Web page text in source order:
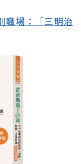
職場：「三明治